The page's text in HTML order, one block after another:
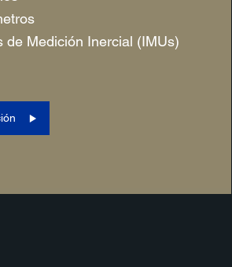
de Medición Inercial (IMUs)